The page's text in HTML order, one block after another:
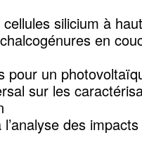
silicium à
en
pour un
sur les
des